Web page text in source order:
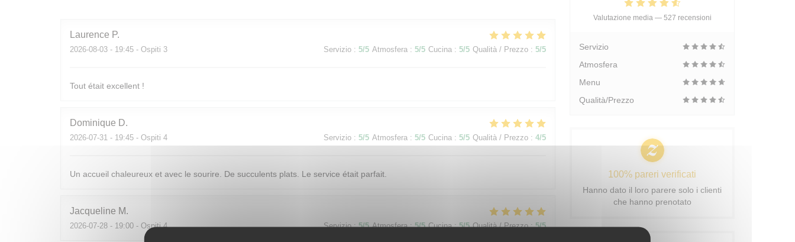
Laurence P
2026-08-03 - 19:45 - Ospiti 3 Servizio : 5/5 Atmosfera : 5/5 Cucina : 5/5 Qualità / Prezzo : 5/5
Tout était excellent !
Dominique D
2026-07-31 - 19:45 - Ospiti 4 Servizio : 5/5 Atmosfera : 5/5 Cucina : 5/5 Qualità / Prezzo : 4/5
Un accueil chaleureux et avec le sourire. De succulents plats. Le service était parfait.
Jacqueline M
2026-07-28 - 19:00 - Ospiti 4 Servizio: 5/5 Atmosfera: 5/5 Cucina: 5/5 Qualità / Prezzo: 5/5
Valutazione media — 527 recensioni
Servizio
Atmosfera
Menu
Qualità/Prezzo
100% pareri verificati
Hanno dato il loro parere solo i clienti
che hanno prenotato